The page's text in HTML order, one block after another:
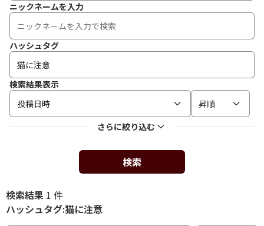
ニックネームを入力
ハッシュタグ
検索結果表示
投稿日時
昇順
さらに絞り込む
検索
検索結果 1 件
ハッシュタグ:猫に注意